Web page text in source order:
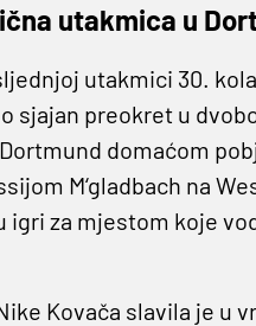
utakmica u
utakmici 30.
sjajan preokret u
domaćom
M‘gladbach na
igri za mjestom koje
Kovača slavila je u